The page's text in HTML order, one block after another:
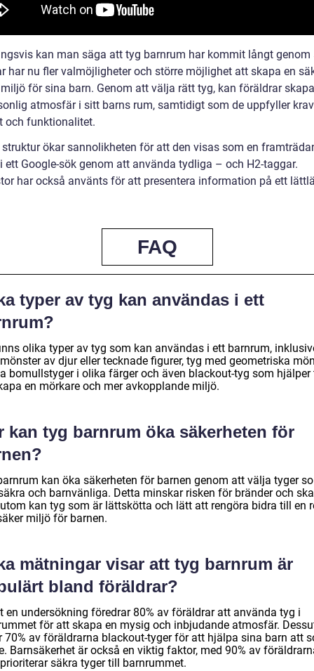
kan man säga att tyg barnrum har kommit långt genom
har nu fler valmöjligheter och större möjlighet att skapa en
för sina barn. Genom att välja rätt tyg, kan föräldrar
atmosfär i sitt barns rum, samtidigt som de uppfyller
och funktionalitet.
struktur ökar sannolikheten för att den visas som en
ett Google-sök genom att använda tydliga – och H2-taggar.
har också använts för att presentera information på ett
FAQ
typer av tyg kan användas i ett
olika typer av tyg som kan användas i ett barnrum,
av djur eller tecknade figurer, tyg med geometriska
bomullstyger i olika färger och även blackout-tyg som hjälper
en mörkare och mer avkopplande miljö.
kan tyg barnrum öka säkerheten för
kan öka säkerheten för barnen genom att välja tyger
och barnvänliga. Detta minskar risken för bränder och
kan tyg som är lättskötta och lätt att rengöra bidra till en
miljö för barnen.
mätningar visar att tyg barnrum är
bland föräldrar?
en undersökning föredrar 80% av föräldrar att använda tyg i
för att skapa en mysig och inbjudande atmosfär.
70% av föräldrarna blackout-tyger för att hjälpa sina barn att
Barnsäkerhet är också en viktig faktor, med 90% av
säkra tyger till barnrummet.